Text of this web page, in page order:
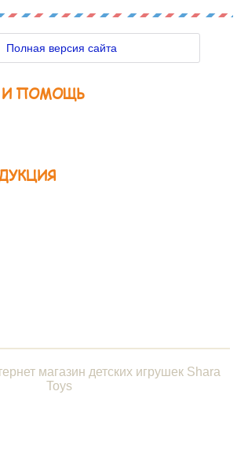
Полная версия сайта
И ПОМОЩЬ
магазин детских игрушек Shara
Toys